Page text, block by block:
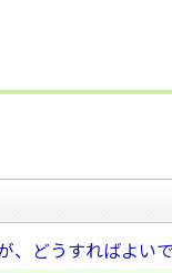
、どうすればよい